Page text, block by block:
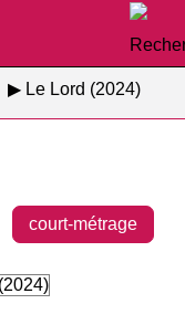
Le Lord (2024)
court-métrage